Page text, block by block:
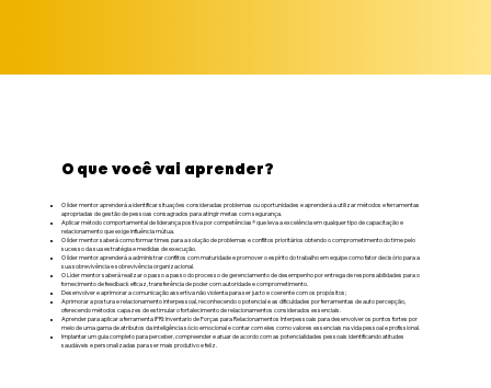
O que você vai aprender?
O líder mentor aprenderá a identificar situações consideradas problemas ou oportunidades e aprenderá a utilizar métodos e ferramentas
apropriadas de gestão de pessoas consagrados para atingir metas com segurança.
Aplicar método comportamental de liderança positiva por competências® que leva a excelência em qualquer tipo de capacitação e
relacionamento que exige influência mútua.
O líder mentor saberá como formar times para a solução de problemas e conflitos prioritários obtendo o comprometimento do time pelo
sucesso da sua estratégia e medidas de execução.
O líder mentor aprenderá a administrar conflitos com maturidade e promover o espírito do trabalho em equipe como fator decisório para a
sua sobrevivência e sobrevivência organizacional.
O Líder mentor saberá realizar o passo a passo do processo de gerenciamento de desempenho por entrega de responsabilidades para o
fornecimento de feedback eficaz, transferência de poder com autoridade e comprometimento.
Desenvolver e aprimorar a comunicação assertiva não violenta para ser justo e coerente com os propósitos;
Aprimorar a postura e relacionamento interpessoal, reconhecendo o potencial e as dificuldades por ferramentas de auto percepção,
oferecendo métodos capazes de estimular o fortalecimento de relacionamentos considerados essenciais.
Aprender para aplicar a ferramenta IFRI: Inventario de Forças para Relacionamentos Interpessoais para desenvolver os pontos fortes por
meio de uma gama de atributos da inteligência sócio emocional e contar com eles como valores essenciais na vida pessoal e profissional.
Implantar um guia completo para perceber, compreender e atuar de acordo com as potencialidades pessoais identificando atitudes
saudáveis e personalizadas para ser mais produtivo e feliz.